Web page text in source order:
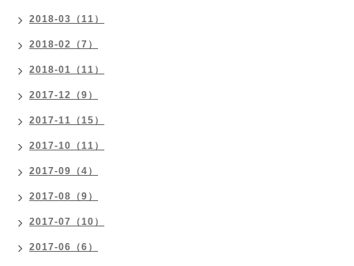
2018-03（11）
2018-02（7）
2018-01（11）
2017-12（9）
2017-11（15）
2017-10（11）
2017-09（4）
2017-08（9）
2017-07（10）
2017-06（6）